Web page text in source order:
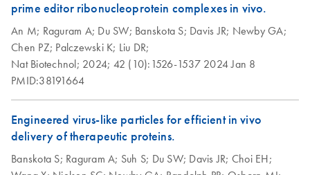
prime editor ribonucleoprotein complexes in vivo.
An M; Raguram A; Du SW; Banskota S; Davis JR; Newby GA;
Chen PZ; Palczewski K; Liu DR;
Nat Biotechnol; 2024; 42 (10):1526-15372024 Jan 8
PMID:38191664
Engineered virus-like particles for efficient in vivo
delivery of therapeutic proteins.
Banskota S; Raguram A; Suh S; Du SW; Davis JR; Choi EH;